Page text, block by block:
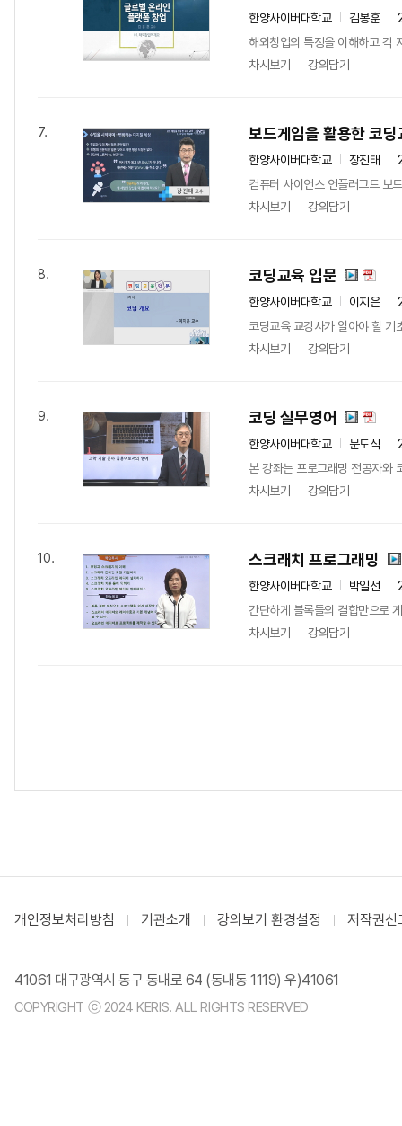
한양사이버대학교 김봉훈
해외창업의 특징을 이해하고 각
차시보기
강의담기
7. 보드게임을 활용한 코딩
한양사이버대학교 장진태
컴퓨터 사이언스 언플러그드 보
차시보기
강의담기
8. 코딩교육 입문
한양사이버대학교 이지은
코딩교육 교강사가 알아야 할 기
차시보기
강의담기
9. 코딩 실무영어
한양사이버대학교 문도식
본 강좌는 프로그래밍 전공자와
차시보기
강의담기
10. 스크래치 프로그래밍
한양사이버대학교 박일선
간단하게 블록들의 결합만으로
차시보기
강의담기
개인정보처리방침 기관소개 강의보기 환경설정 저작권신
41061 대구광역시 동구 동내로 64 (동내동 1119) 우)41061
COPYRIGHT ⓒ 2024 KERIS. ALL RIGHTS RESERVED